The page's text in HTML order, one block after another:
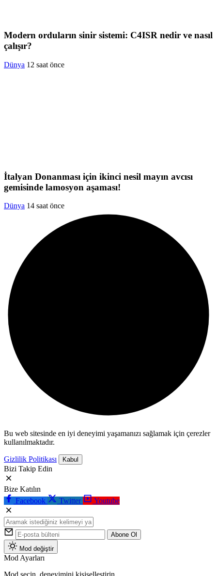
Modern orduların sinir sistemi: C4ISR nedir ve nasıl
çalışır?
Dünya 12 saat önce
İtalyan Donanması için ikinci nesil mayın avcısı
gemisinde lamosyon aşaması!
Dünya 14 saat önce
Bu web sitesinde en iyi deneyimi yaşamanızı sağlamak için çerezler
kullanılmaktadır.
Gizlilik Politikası Kabul
Bizi Takip Edin
Bize Katılın
Facebook
Twitter Youtube
Abone Ol
Mod değiştir
Mod Ayarları